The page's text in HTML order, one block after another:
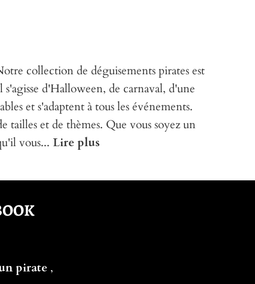
collection de déguisements pirates est
d'Halloween, de carnaval, d'une
et s'adaptent à tous les événements.
tailles et de thèmes. Que vous soyez un
vous... Lire plus
pirate,